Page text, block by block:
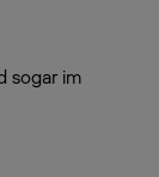
sogar im